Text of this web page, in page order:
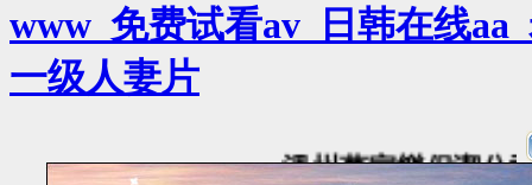
www_免费试看av_日韩在线
一级人妻片
溫州萬家樂保潔公司